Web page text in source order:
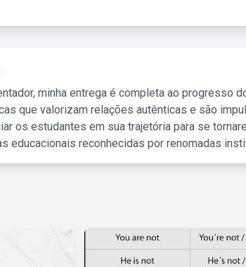
minha entrega é completa ao progresso
que valorizam relações autênticas e são
os estudantes em sua trajetória para se
educacionais reconhecidas por renomadas